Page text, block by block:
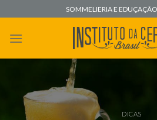
to
content
SOMMELIERIA E
DICAS